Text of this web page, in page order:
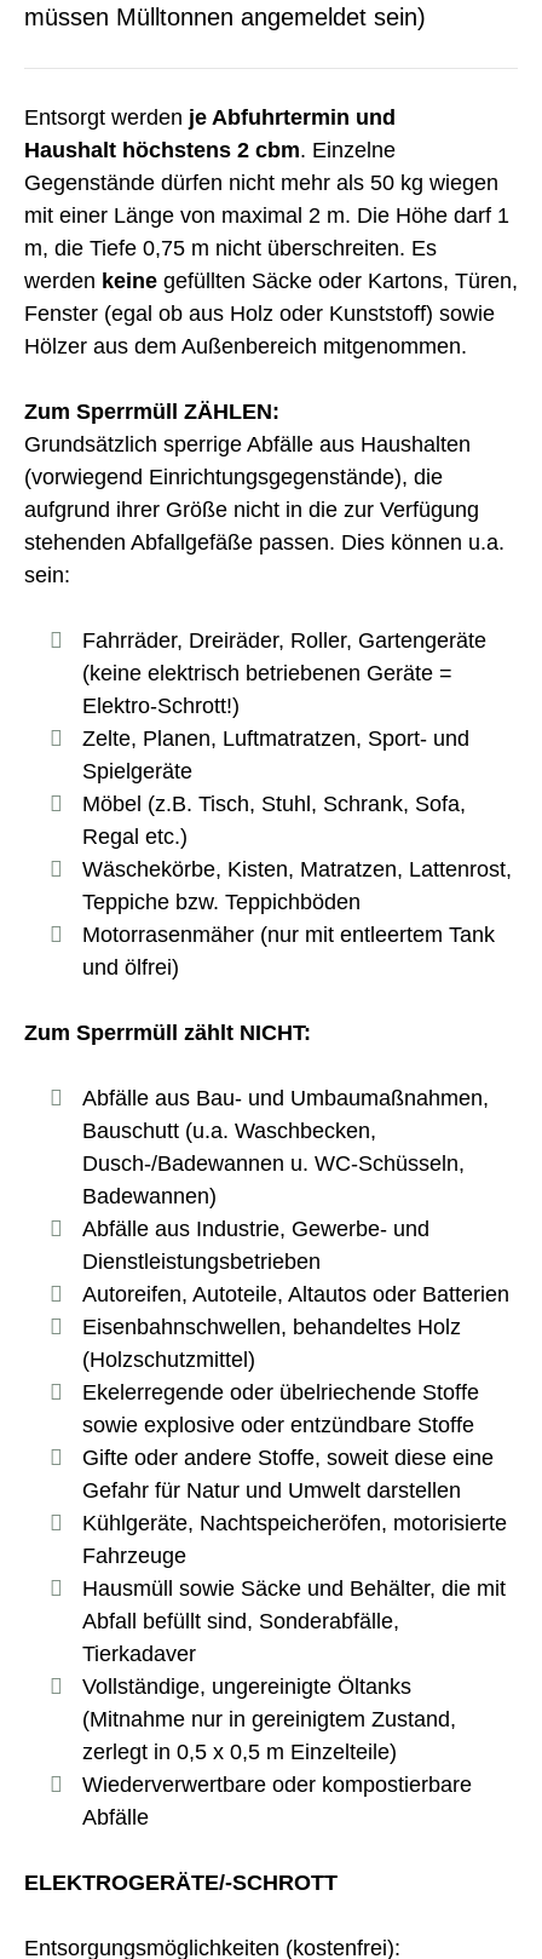
müssen Mülltonnen angemeldet sein)
Entsorgt werden je Abfuhrtermin und
Haushalt höchstens 2 cbm. Einzelne
Gegenstände dürfen nicht mehr als 50 kg wiegen
mit einer Länge von maximal 2 m. Die Höhe darf 1
m, die Tiefe 0,75 m nicht überschreiten. Es
werden keine gefüllten Säcke oder Kartons, Türen,
Fenster (egal ob aus Holz oder Kunststoff) sowie
Hölzer aus dem Außenbereich mitgenommen.
Zum Sperrmüll ZÄHLEN:
Grundsätzlich sperrige Abfälle aus Haushalten
(vorwiegend Einrichtungsgegenstände), die
aufgrund ihrer Größe nicht in die zur Verfügung
stehenden Abfallgefäße passen. Dies können u.a.
sein:
Fahrräder, Dreiräder, Roller, Gartengeräte
(keine elektrisch betriebenen Geräte =
Elektro-Schrott!)
Zelte, Planen, Luftmatratzen, Sport- und
Spielgeräte
Möbel (z.B. Tisch, Stuhl, Schrank, Sofa,
Regal etc.)
Wäschekörbe, Kisten, Matratzen, Lattenrost,
Teppiche bzw. Teppichböden
Motorrasenmäher (nur mit entleertem Tank
und ölfrei)
Zum Sperrmüll zählt NICHT:
Abfälle aus Bau- und Umbaumaßnahmen,
Bauschutt (u.a. Waschbecken,
Dusch-/Badewannen u. WC-Schüsseln,
Badewannen)
Abfälle aus Industrie, Gewerbe- und
Dienstleistungsbetrieben
Autoreifen, Autoteile, Altautos oder Batterien
Eisenbahnschwellen, behandeltes Holz
(Holzschutzmittel)
Ekelerregende oder übelriechende Stoffe
sowie explosive oder entzündbare Stoffe
Gifte oder andere Stoffe, soweit diese eine
Gefahr für Natur und Umwelt darstellen
Kühlgeräte, Nachtspeicheröfen, motorisierte
Fahrzeuge
Hausmüll sowie Säcke und Behälter, die mit
Abfall befüllt sind, Sonderabfälle,
Tierkadaver
Vollständige, ungereinigte Öltanks
(Mitnahme nur in gereinigtem Zustand,
zerlegt in 0,5 x 0,5 m Einzelteile)
Wiederverwertbare oder kompostierbare
Abfälle
ELEKTROGERÄTE/-SCHROTT
Entsorgungsmöglichkeiten (kostenfrei):